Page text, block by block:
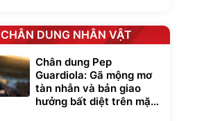
CHÂN DUNG NHÂN VẬT
Chân dung Pep
Guardiola: Gã mộng mơ
tàn nhẫn và bản giao
hưởng bất diệt trên mặt